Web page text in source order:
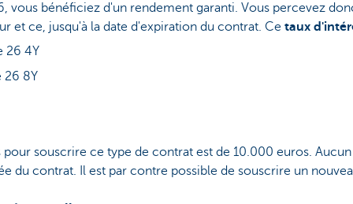
vous bénéficiez d'un rendement garanti. Vous percevez
et ce, jusqu'à la date d'expiration du contrat. Ce taux
26 4Y
26 8Y
souscrire ce type de contrat est de 10.000 euros.
du contrat. Il est par contre possible de souscrire un